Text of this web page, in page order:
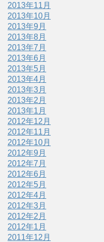
2013年11月
2013年10月
2013年9月
2013年8月
2013年7月
2013年6月
2013年5月
2013年4月
2013年3月
2013年2月
2013年1月
2012年12月
2012年11月
2012年10月
2012年9月
2012年7月
2012年6月
2012年5月
2012年4月
2012年3月
2012年2月
2012年1月
2011年12月